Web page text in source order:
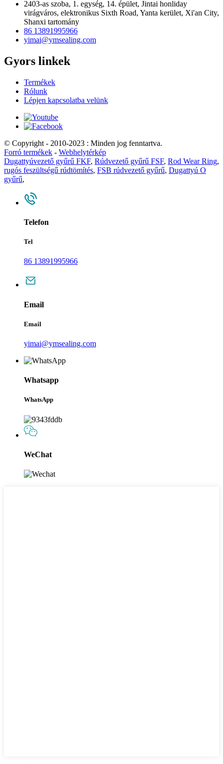
2403-as szoba, 1. egység, 14. épület, Jintai honliday
virágváros, elektronikus Sixth Road, Yanta kerület, Xi'an City,
Shanxi tartomány
86 13891995966
yimai@ymsealing.com
Gyors linkek
Termékek
Rólunk
Lépjen kapcsolatba velünk
© Copyright - 2010-2023 : Minden jog fenntartva.
Forró termékek - Webhelytérkép
Dugattyúvezető gyűrű FKF, Rúdvezető gyűrű FSF, Rod Wear Ring,
rugós feszültségű rúdtömítés, FSB rúdvezető gyűrű, Dugattyú O
gyűrű,
Telefon
Tel
86 13891995966
Email
Email
yimai@ymsealing.com
Whatsapp
WhatsApp
WeChat